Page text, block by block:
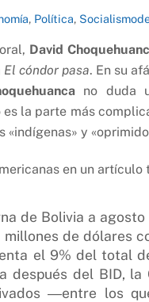
, Política,
David
El cóndor pasa. En su
no duda
la parte más
y
en un artículo
de Bolivia a
de dólares
el 9% del total
después del BID,
―entre los